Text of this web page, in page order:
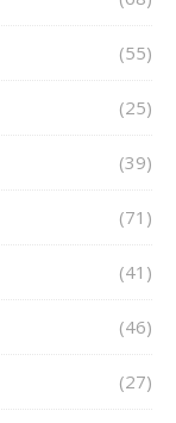
(55)
(25)
(39)
(71)
(41)
(46)
(27)